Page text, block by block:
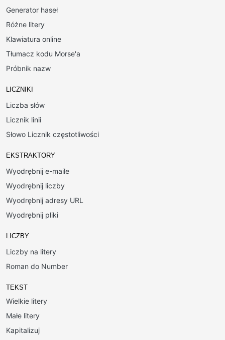
Generator haseł
Różne litery
Klawiatura online
Tłumacz kodu Morse'a
Próbnik nazw
LICZNIKI
Liczba słów
Licznik linii
Słowo Licznik częstotliwości
EKSTRAKTORY
Wyodrębnij e-maile
Wyodrębnij liczby
Wyodrębnij adresy URL
Wyodrębnij pliki
LICZBY
Liczby na litery
Roman do Number
TEKST
Wielkie litery
Małe litery
Kapitalizuj